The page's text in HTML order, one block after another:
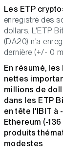
Les ETP
enregistré des
dollars. L'ETP
(DA20) n'a
dernière (+/- 0
En résumé,
nettes
millions de
dans les ETP
en tête l'IBIT à
Ethereum (-
produits
modestes.